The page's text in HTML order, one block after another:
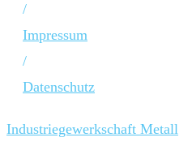
/
Impressum
/
Datenschutz
Industriegewerkschaft Metall